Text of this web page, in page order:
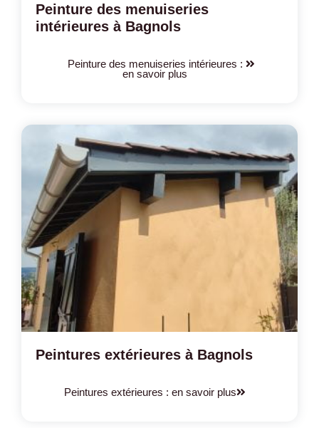
Peinture des menuiseries
intérieures à Bagnols
Peinture des menuiseries intérieures :
en savoir plus
Peintures extérieures à Bagnols
Peintures extérieures : en savoir plus